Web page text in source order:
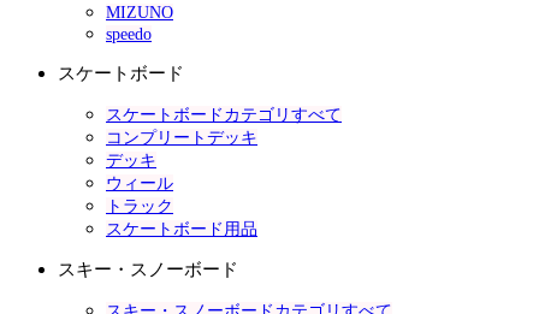
MIZUNO
speedo
スケートボード
スケートボードカテゴリすべて
コンプリートデッキ
デッキ
ウィール
トラック
スケートボード用品
スキー・スノーボード